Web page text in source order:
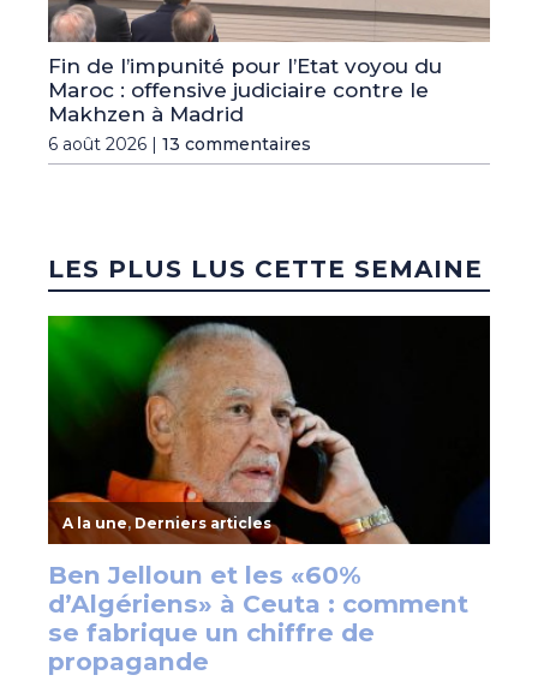
Fin de l’impunité pour l’Etat voyou du
Maroc : offensive judiciaire contre le
Makhzen à Madrid
6 août 2026 | 13 commentaires
LES PLUS LUS CETTE SEMAINE